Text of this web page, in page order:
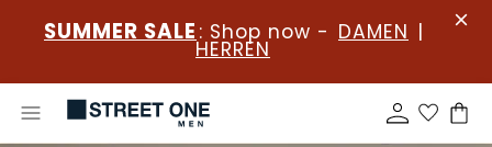
SUMMER SALE : Shop now - DAMEN |
HERREN